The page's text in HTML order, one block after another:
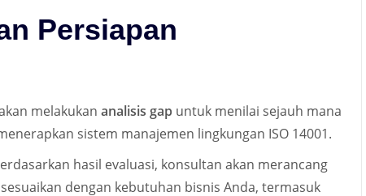
Persiapan
melakukan analisis gap untuk menilai sejauh mana
sistem manajemen lingkungan ISO 14001.
hasil evaluasi, konsultan akan merancang
dengan kebutuhan bisnis Anda, termasuk